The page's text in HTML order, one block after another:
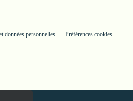
données personnelles Préférences cookies